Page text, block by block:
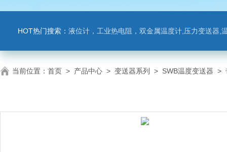
HOT热门搜索： 液位计，工业热电阻，双金属温度计,压力变送器,
当前位置： 首页 > 产品中心 > 变送器系列 > SWB温度变送器 >